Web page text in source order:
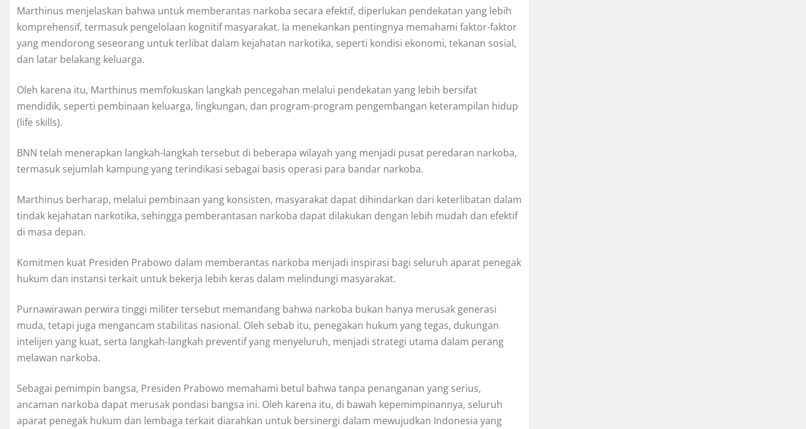
Marthinus menjelaskan bahwa untuk memberantas narkoba secara efektif, diperlukan pendekatan yang lebih
komprehensif, termasuk pengelolaan kognitif masyarakat. Ia menekankan pentingnya memahami faktor-faktor
yang mendorong seseorang untuk terlibat dalam kejahatan narkotika, seperti kondisi ekonomi, tekanan sosial,
dan latar belakang keluarga.
Oleh karena itu, Marthinus memfokuskan langkah pencegahan melalui pendekatan yang lebih bersifat
mendidik, seperti pembinaan keluarga, lingkungan, dan program-program pengembangan keterampilan hidup
(life skills).
BNN telah menerapkan langkah-langkah tersebut di beberapa wilayah yang menjadi pusat peredaran narkoba,
termasuk sejumlah kampung yang terindikasi sebagai basis operasi para bandar narkoba.
Marthinus berharap, melalui pembinaan yang konsisten, masyarakat dapat dihindarkan dari keterlibatan dalam
tindak kejahatan narkotika, sehingga pemberantasan narkoba dapat dilakukan dengan lebih mudah dan efektif
di masa depan.
Komitmen kuat Presiden Prabowo dalam memberantas narkoba menjadi inspirasi bagi seluruh aparat penegak
hukum dan instansi terkait untuk bekerja lebih keras dalam melindungi masyarakat.
Purnawirawan perwira tinggi militer tersebut memandang bahwa narkoba bukan hanya merusak generasi
muda, tetapi juga mengancam stabilitas nasional. Oleh sebab itu, penegakan hukum yang tegas, dukungan
intelijen yang kuat, serta langkah-langkah preventif yang menyeluruh, menjadi strategi utama dalam perang
melawan narkoba.
Sebagai pemimpin bangsa, Presiden Prabowo memahami betul bahwa tanpa penanganan yang serius,
ancaman narkoba dapat merusak pondasi bangsa ini. Oleh karena itu, di bawah kepemimpinannya, seluruh
aparat penegak hukum dan lembaga terkait diarahkan untuk bersinergi dalam mewujudkan Indonesia yang